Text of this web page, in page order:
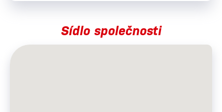
Sídlo společnosti